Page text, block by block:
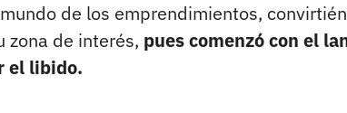
de los emprendimientos,
zona de interés, pues comenzó con el
el libido.